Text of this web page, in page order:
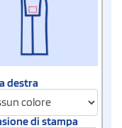
destra
di stampa